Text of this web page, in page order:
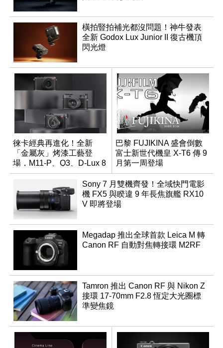
橫拍豎拍補光都沒問題！神牛發表
全新 Godox Lux Junior II 復古機頂
閃光燈
徠卡經典再進化！全新
「金屬灰」烤漆工藝登
場，M11-P、Q3、D-Lux 8
領銜換裝
巴黎 FUJIKINA 盛會倒數
富士新世代機皇 X-T6 傳 9
月第一周登場
Sony 7 月雙機齊發！全域快門電影
機 FX5 與睽違 9 年長焦旗艦 RX10
V 即將登場
Megadap 推出全球首款 Leica M 轉
Canon RF 自動對焦轉接環 M2RF
Tamron 推出 Canon RF 與 Nikon Z
接環 17-70mm F2.8 恆定大光圈標
準變焦鏡